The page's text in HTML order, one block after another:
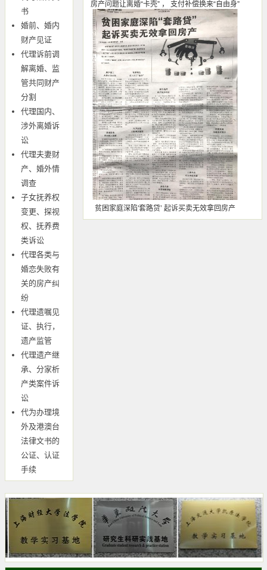
书
婚前、婚内
财产见证
代理诉前调
解离婚、监
管共同财产
分割
代理国内、
涉外离婚诉
讼
代理夫妻财
产、婚外情
调查
子女抚养权
变更、探视
权、抚养费
类诉讼
代理各类与
婚恋失败有
关的房产纠
纷
代理遗嘱见
证、执行，
遗产监管
代理遗产继
承、分家析
产类案件诉
讼
代为办理境
外及港澳台
法律文书的
公证、认证
手续
房产问题让离婚“卡壳” ， 支付补偿换来“自由身”
贫困家庭深陷'套路贷’ 起诉买卖无效拿回房产